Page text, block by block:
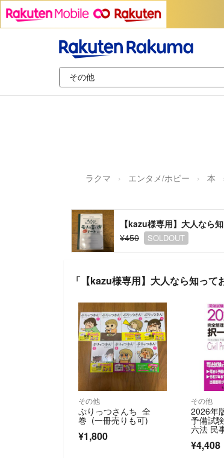
ラクマ エンタメ/ホビー 本
【kazu様専用】大人なら
¥450
SOLDOUT
「【kazu様専用】大人なら知っ
その他
ぷりっつさんち 全
巻 (一冊売りも可)
¥1,800
その他
2026年
予備試
六法 民
例・条
率的に
¥4,408